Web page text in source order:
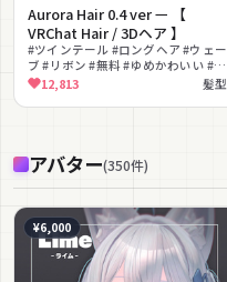
Aurora Hair 0.4 ver ㅡ 【
VRChat Hair / 3Dヘア 】
#ツインテール #ロングヘア #ウェー
ブ #リボン #無料 #ゆめかわいい #か
わいい #ガーリー #MA対応
#lilToon対応
12,813 髪型
アバター(350件)
¥6,000